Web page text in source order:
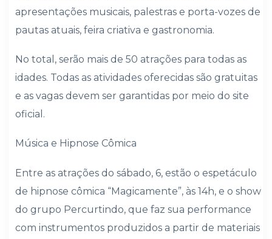
apresentações musicais, palestras e porta-vozes de
pautas atuais, feira criativa e gastronomia.
No total, serão mais de 50 atrações para todas as
idades. Todas as atividades oferecidas são gratuitas
e as vagas devem ser garantidas por meio do site
oficial.
Música e Hipnose Cômica
Entre as atrações do sábado, 6, estão o espetáculo
de hipnose cômica “Magicamente”, às 14h, e o show
do grupo Percurtindo, que faz sua performance
com instrumentos produzidos a partir de materiais